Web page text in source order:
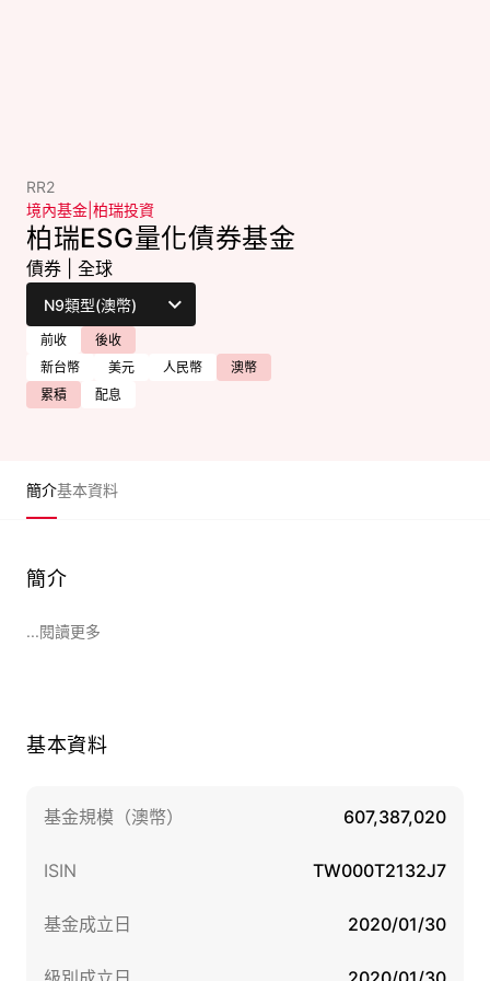
RR2
境內基金 柏瑞投資
柏瑞ESG量化債券基金
債券 全球
前收
後收
新台幣
美元 人民幣
澳幣
累積
配息
簡介基本資料
簡介
...閱讀更多
基本資料
基金規模（澳幣） 607,387,020
ISIN TW000T2132J7
基金成立日 2020/01/30